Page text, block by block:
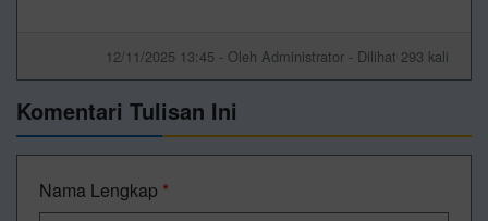
12/11/2025 13:45 - Oleh Administrator - Dilihat 293 kali
Komentari Tulisan Ini
Nama Lengkap *